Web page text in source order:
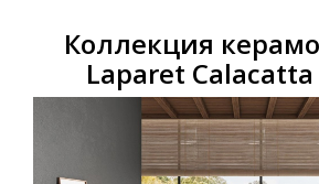
Коллекция
Laparet